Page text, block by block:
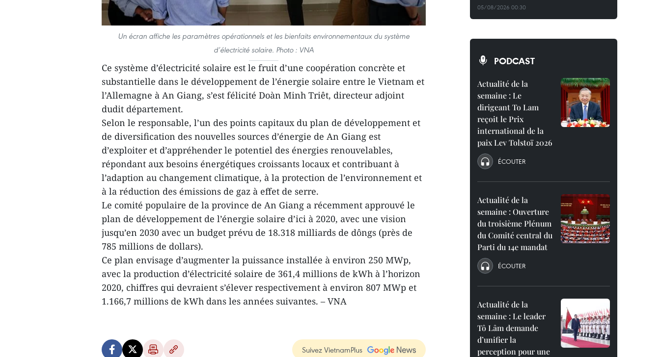
Un écran affiche les paramètres opérationnels et les bienfaits environnementaux du système
d’électricité solaire. Photo : VNA
Ce système d’électricité solaire est le fruit d’une coopération concrète et
substantielle dans le développement de l’énergie solaire entre le Vietnam et
l’Allemagne à An Giang, s’est félicité Doàn Minh Triêt, directeur adjoint
dudit département.
Selon le responsable, l’un des points capitaux du plan de développement et
de diversification des nouvelles sources d’énergie de An Giang est
d’exploiter et d’appréhender le potentiel des énergies renouvelables,
répondant aux besoins énergétiques croissants locaux et contribuant à
l’adaption au changement climatique, à la protection de l’environnement et
à la réduction des émissions de gaz à effet de serre.
Le comité populaire de la province de An Giang a récemment approuvé le
plan de développement de l’énergie solaire d’ici à 2020, avec une vision
jusqu’en 2030 avec un budget prévu de 18.318 milliards de dôngs (près de
785 millions de dollars).
Ce plan envisage d’augmenter la puissance installée à environ 250 MWp,
avec la production d’électricité solaire de 361,4 millions de kWh à l’horizon
2020, chiffres qui devraient s’élever respectivement à environ 807 MWp et
1.166,7 millions de kWh dans les années suivantes. – VNA
Suivez VietnamPlus
05/08/2026 00:30
PODCAST
Actualité de la
semaine : Le
dirigeant To Lam
reçoit le Prix
international de la
paix Lev Tolstoï 2026
ÉCOUTER
Actualité de la
semaine : Ouverture
du troisième Plénum
du Comité central du
Parti du 14e mandat
ÉCOUTER
Actualité de la
semaine : Le leader
Tô Lâm demande
d’unifier la
perception pour une